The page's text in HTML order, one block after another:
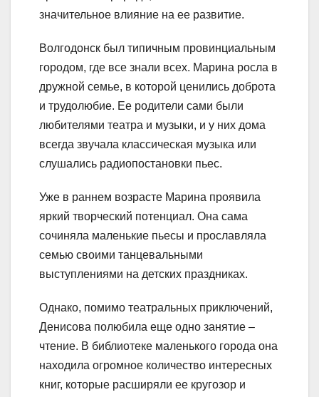
значительное влияние на ее развитие.
Волгодонск был типичным провинциальным
городом, где все знали всех. Марина росла в
дружной семье, в которой ценились доброта
и трудолюбие. Ее родители сами были
любителями театра и музыки, и у них дома
всегда звучала классическая музыка или
слушались радиопостановки пьес.
Уже в раннем возрасте Марина проявила
яркий творческий потенциал. Она сама
сочиняла маленькие пьесы и прославляла
семью своими танцевальными
выступлениями на детских праздниках.
Однако, помимо театральных приключений,
Денисова полюбила еще одно занятие –
чтение. В библиотеке маленького города она
находила огромное количество интересных
книг, которые расширяли ее кругозор и